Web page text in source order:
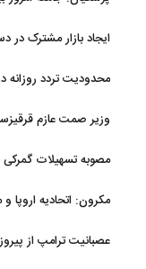
ایجاد بازار مشترک
محدودیت تردد روزانه
وزیر صمت عازم
مصوبه تسهیلات
مکرون: اتحادیه اروپا
عصبانیت ترامپ از